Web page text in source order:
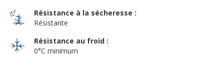
Résistance à la sécheresse :
Résistante
Résistance au froid :
0°C minimum